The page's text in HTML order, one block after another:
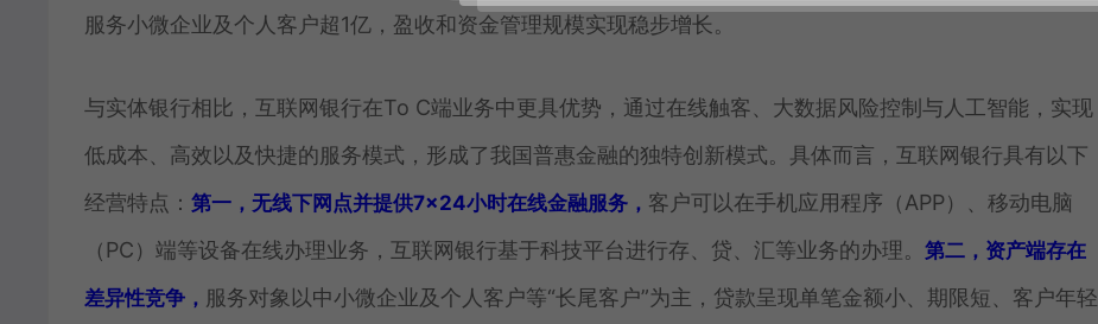
服务小微企业及个人客户超1亿，盈收和资金管理规模实现稳步增长。
与实体银行相比，互联网银行在To C端业务中更具优势，通过在线触客、大数据风险控制与人工智能，实现
低成本、高效以及快捷的服务模式，形成了我国普惠金融的独特创新模式。具体而言，互联网银行具有以下
经营特点： 第一，无线下网点并提供7×24小时在线金融服务， 客户可以在手机应用程序（APP）、移动电脑
（PC）端等设备在线办理业务，互联网银行基于科技平台进行存、贷、汇等业务的办理。 第二，资产端存在
差异性竞争， 服务对象以中小微企业及个人客户等“长尾客户”为主，贷款呈现单笔金额小、期限短、客户年轻